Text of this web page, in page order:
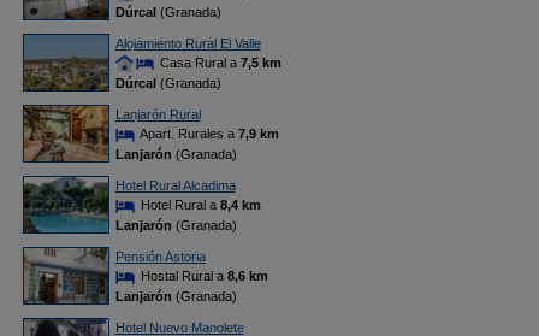
Dúrcal(Granada)
Alojamiento Rural El Valle
Casa Rural a 7,5 km
Dúrcal(Granada)
Lanjarón Rural
Apart. Rurales a 7,9 km
Lanjarón (Granada)
Hotel Rural Alcadima
Hotel Rural a 8,4 km
Lanjarón (Granada)
Pensión Astoria
Hostal Rural a 8,6 km
Lanjarón (Granada)
Hotel Nuevo Manolete